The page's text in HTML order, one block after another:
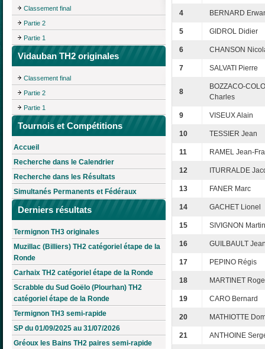
Classement final
Partie 2
Partie 1
Vidauban TH2 originales
Classement final
Partie 2
Partie 1
Tournois et Compétitions
Accueil
Recherche dans le Calendrier
Recherche dans les Résultats
Simultanés Permanents et Fédéraux
Derniers résultats
Termignon TH3 originales
Muzillac (Billiers) TH2 catégoriel étape de la
Ronde
Carhaix TH2 catégoriel étape de la Ronde
Scrabble du Sud Goëlo (Plourhan) TH2
catégoriel étape de la Ronde
Termignon TH3 semi-rapide
SP du 01/09/2025 au 31/07/2026
Gréoux les Bains TH2 paires semi-rapide
4 BERNARD
5 GIDROL Didier
6 CHANSON
7 SALVATI Pierre
8
BOZZACO-
Charles
9 VISEUX Alain
10 TESSIER Jean
11 RAMEL Jean-
12 ITURRALDE
13 FANER Marc
14 GACHET Lionel
15 SIVIGNON
16 GUILBAULT
17 PEPINO Régis
18 MARTINET
19 CARO Bernard
20 MATHIOTTE
21 ANTHOINE